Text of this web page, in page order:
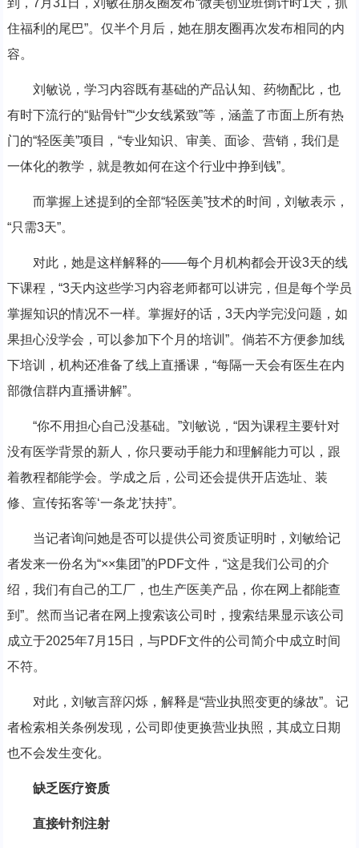
到，7月31日，刘敏在朋友圈发布“微美创业班倒计时1天，抓
住福利的尾巴”。仅半个月后，她在朋友圈再次发布相同的内
容。
刘敏说，学习内容既有基础的产品认知、药物配比，也
有时下流行的“贴骨针”“少女线紧致”等，涵盖了市面上所有热
门的“轻医美”项目，“专业知识、审美、面诊、营销，我们是
一体化的教学，就是教如何在这个行业中挣到钱”。
而掌握上述提到的全部“轻医美”技术的时间，刘敏表示，
“只需3天”。
对此，她是这样解释的——每个月机构都会开设3天的线
下课程，“3天内这些学习内容老师都可以讲完，但是每个学员
掌握知识的情况不一样。掌握好的话，3天内学完没问题，如
果担心没学会，可以参加下个月的培训”。倘若不方便参加线
下培训，机构还准备了线上直播课，“每隔一天会有医生在内
部微信群内直播讲解”。
“你不用担心自己没基础。”刘敏说，“因为课程主要针对
没有医学背景的新人，你只要动手能力和理解能力可以，跟
着教程都能学会。学成之后，公司还会提供开店选址、装
修、宣传拓客等‘一条龙’扶持”。
当记者询问她是否可以提供公司资质证明时，刘敏给记
者发来一份名为“××集团”的PDF文件，“这是我们公司的介
绍，我们有自己的工厂，也生产医美产品，你在网上都能查
到”。然而当记者在网上搜索该公司时，搜索结果显示该公司
成立于2025年7月15日，与PDF文件的公司简介中成立时间
不符。
对此，刘敏言辞闪烁，解释是“营业执照变更的缘故”。记
者检索相关条例发现，公司即使更换营业执照，其成立日期
也不会发生变化。
缺乏医疗资质
直接针剂注射